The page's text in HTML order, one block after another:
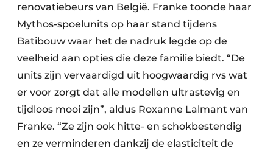
renovatiebeurs van België. Franke toonde haar
Mythos-spoelunits op haar stand tijdens
Batibouw waar het de nadruk legde op de
veelheid aan opties die deze familie biedt. “De
units zijn vervaardigd uit hoogwaardig rvs wat
er voor zorgt dat alle modellen ultrastevig en
tijdloos mooi zijn”, aldus Roxanne Lalmant van
Franke. “Ze zijn ook hitte- en schokbestendig
en ze verminderen dankzij de elasticiteit de